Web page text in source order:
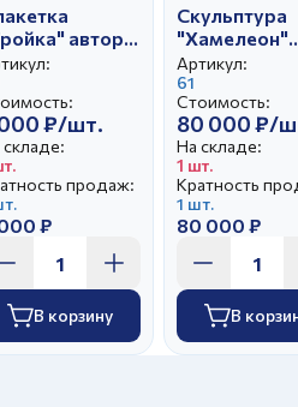
автор
Г.Д.
₽/шт.
продаж:
₽
В корзину
Скульптура
"Хамелеон"
автор
Е.И.
Артикул:
61
Стоимость:
80 000 ₽/
На складе:
1 шт.
Кратность
1 шт.
80 000 ₽
В